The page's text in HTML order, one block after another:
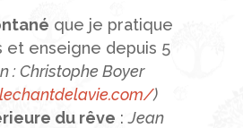
que je pratique
et enseigne depuis 5
: Christophe Boyer
)
du rêve :Jean